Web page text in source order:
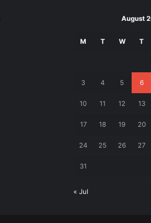
August
M T W T
3 4 5 6
10 11 12 13
17 18 19 20
24 25 26 27
31
« Jul